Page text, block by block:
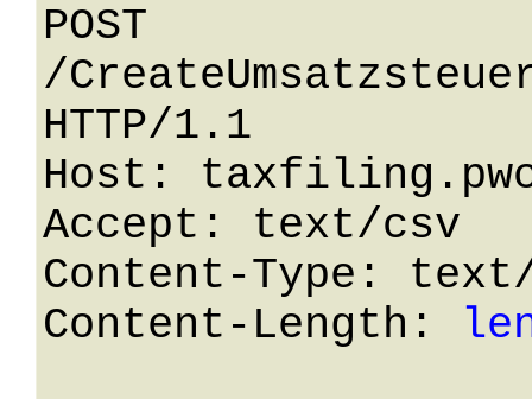
POST
/
HTTP/1.1
Host:
Accept: text/csv
Content-Type:
Content-Length: